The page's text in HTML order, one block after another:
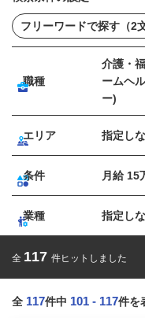
職種
介護・
ームヘ
ー)
エリア 指定し
条件 月給 15
業種 指定し
全 117 件ヒットしました
全 117件中 101 - 117件を